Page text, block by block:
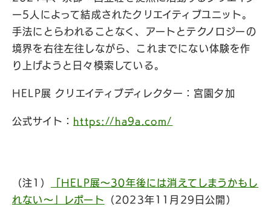
ー5人によって結成されたクリエイティブユニット。
手法にとらわれることなく、アートとテクノロジーの
境界を右往左往しながら、これまでにない体験を作
り上げようと日々模索している。
HELP展 クリエイティブディレクター：宮園夕加
公式サイト： https://ha9a.com/
（注1）
「HELP展〜30年後には消えてしまうかもし
れない〜」レポート
（2023年11月29日公開）